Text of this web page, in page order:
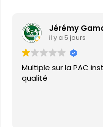
Jérémy
il y a 5 jours
Multiple sur la PAC
qualité